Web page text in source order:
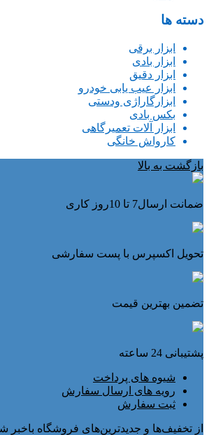
دسته ها
ابزار برقی
ابزار بادی
ابزار دقیق
ابزار عیب یابی خودرو
ابزارگاراژی ودستی
بکس بادی
ابزار آلات تعمیرگاهی
کارواش خانگی
بازگشت به بالا
ضمانت ارسال7 تا 10روز کاری
تحویل اکسپرس با پست سفارشی
تضمین بهترین قیمت
پشتیبانی 24 ساعته
شیوه های پرداخت
رویه های ارسال سفارش
ثبت سفارش
از تخفیف‌ها و جدیدترین‌های فروشگاه باخبر